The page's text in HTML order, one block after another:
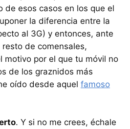
de esos casos en los que el
la diferencia entre la
al 3G) y entonces, ante
de comensales,
motivo por el que tu móvil no
de los graznidos más
oído desde aquel famoso
. Y si no me crees, échale